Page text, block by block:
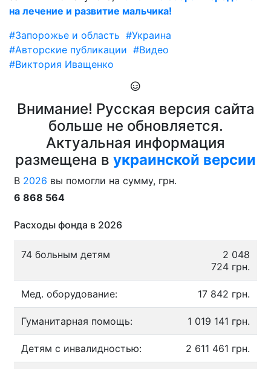
на лечение и развитие мальчика!
#Запорожье и область #Украина
#Авторские публикации #Видео
#Виктория Иващенко
Внимание! Русская версия сайта
больше не обновляется.
Актуальная информация
размещена в украинской версии
В 2026 вы помогли на сумму, грн.
6 868 564
Расходы фонда в 2026
74 больным детям
2 048
724 грн.
Мед. оборудование: 17 842 грн.
Гуманитарная помощь: 1 019 141 грн.
Детям с инвалидностью: 2 611 461 грн.